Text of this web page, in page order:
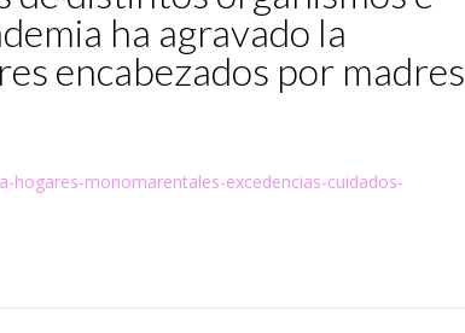
ha agravado la
encabezados por madres
hogares-monomarentales-excedencias-cuidados-